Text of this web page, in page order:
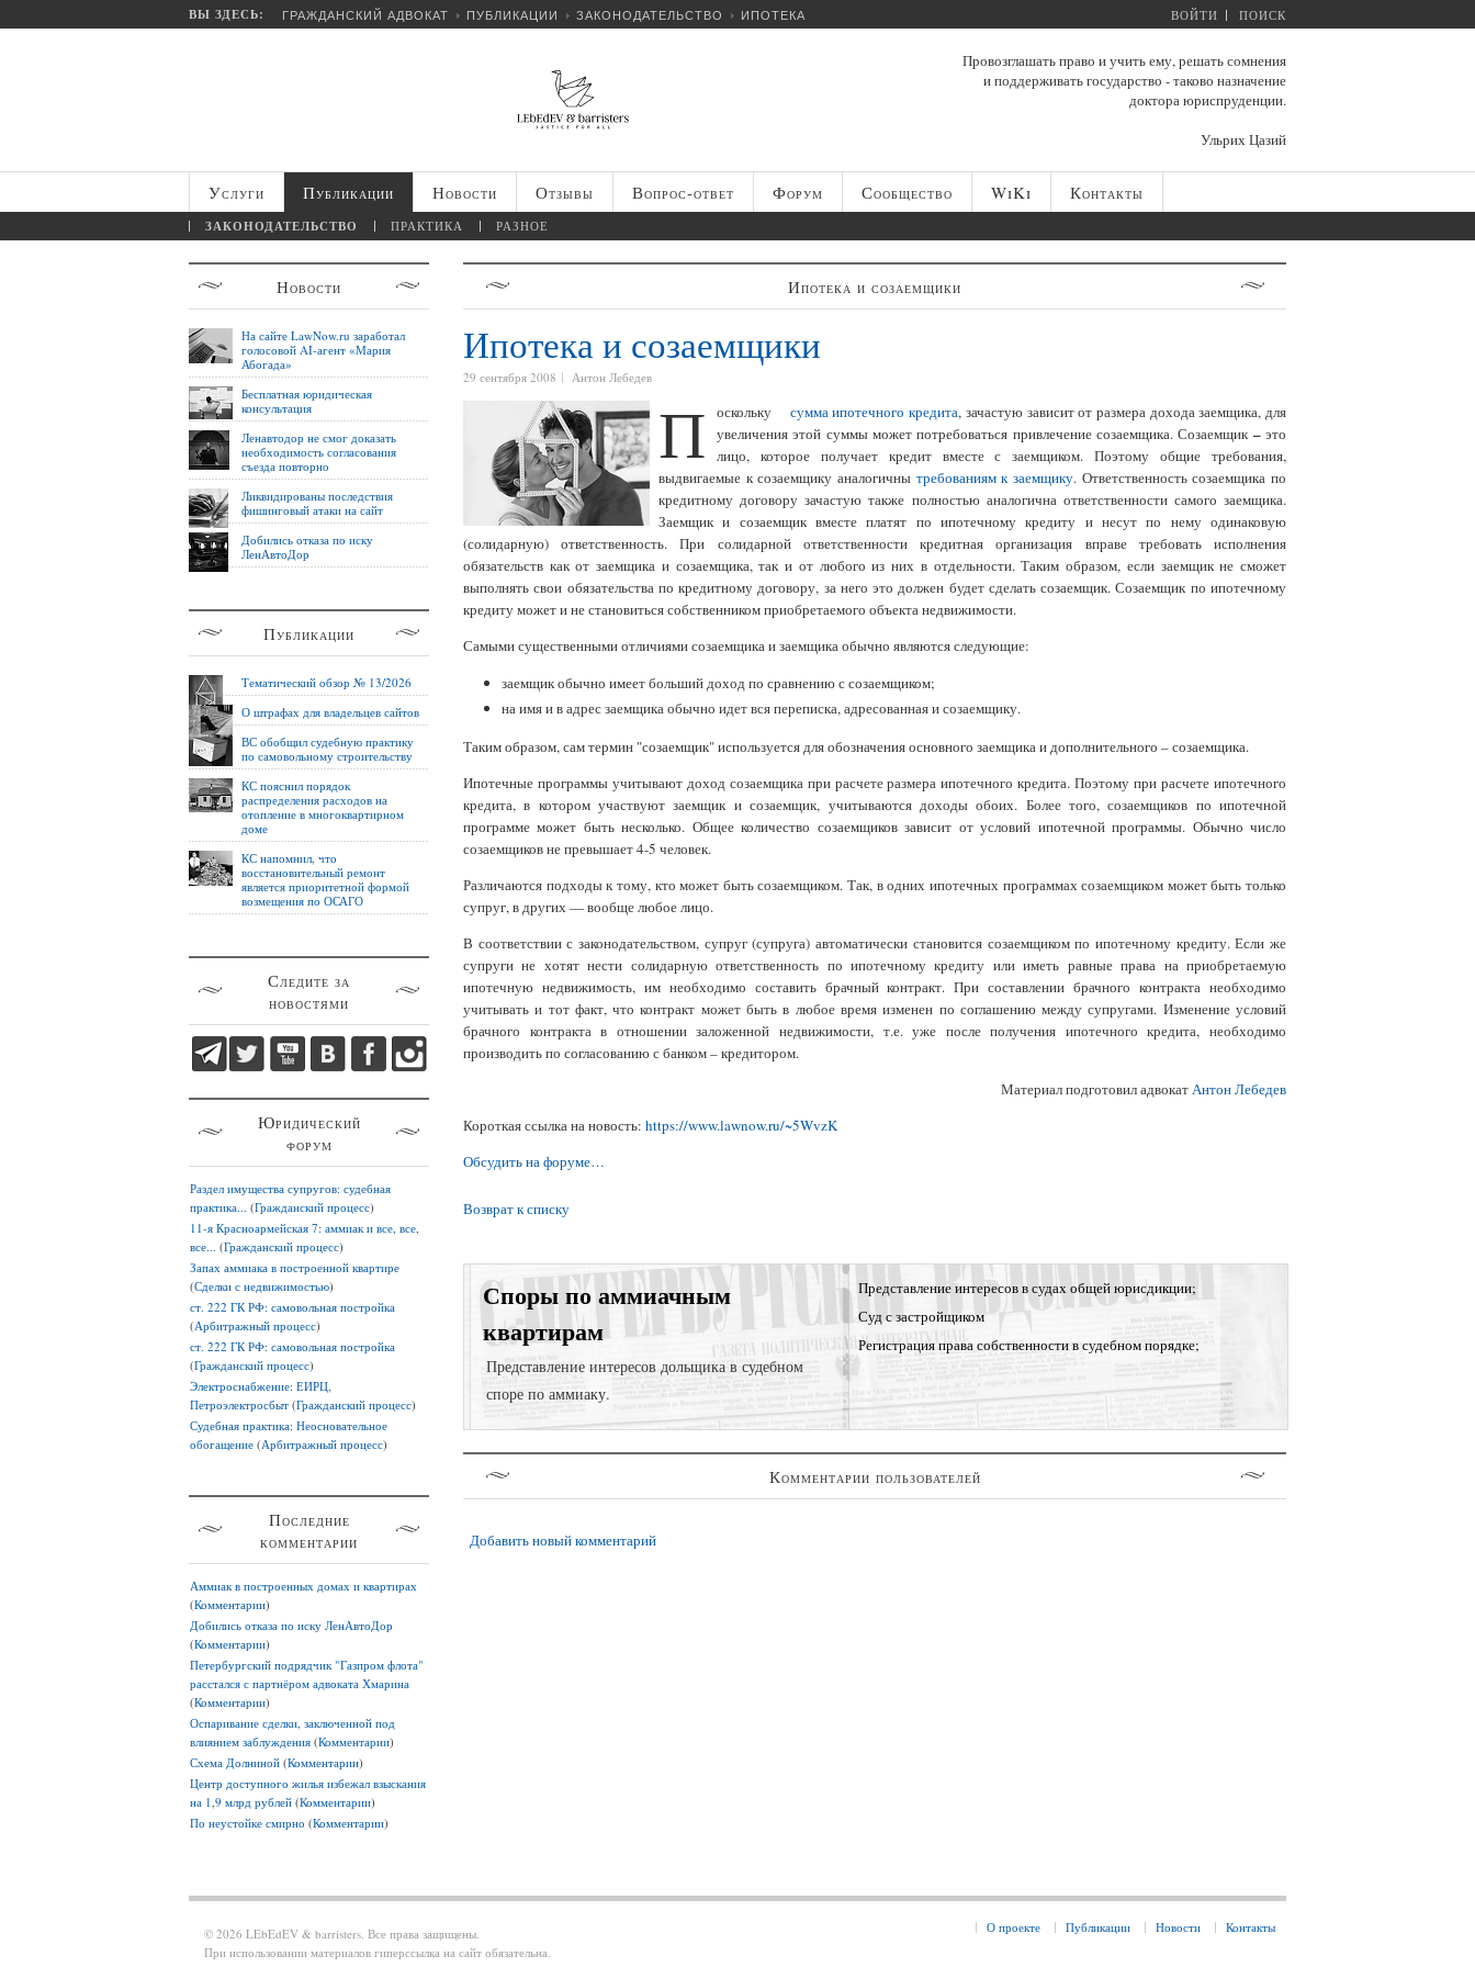
ВЫ ЗДЕСЬ: ГРАЖДАНСКИЙ АДВОКАТ ПУБЛИКАЦИИ ЗАКОНОДАТЕЛЬСТВО ИПОТЕКА ВОЙТИ ПОИСК
Провозглашать право и учить ему, решать сомнения
и поддерживать государство - таково назначение
доктора юриспруденции.
Ульрих Цазий
Услуги Публикации Новости Отзывы Вопрос-ответ Форум Сообщество WiKi Контакты
ЗАКОНОДАТЕЛЬСТВО ПРАКТИКА РАЗНОЕ
Ипотека и созаемщики
Ипотека и созаемщики
29 сентября 2008 Антон Лебедев
П оскольку сумма ипотечного кредита, зачастую зависит от размера дохода заемщика, для
увеличения этой суммы может потребоваться привлечение созаемщика. Созаемщик–это
лицо, которое получает кредит вместе с заемщиком. Поэтому общие требования,
выдвигаемые к созаемщику аналогичны требованиям к заемщику. Ответственность созаемщика по
кредитному договору зачастую также полностью аналогична ответственности самого заемщика.
Заемщик и созаемщик вместе платят по ипотечному кредиту и несут по нему одинаковую
(солидарную) ответственность. При солидарной ответственности кредитная организация вправе требовать исполнения
обязательств как от заемщика и созаемщика, так и от любого из них в отдельности. Таким образом, если заемщик не сможет
выполнять свои обязательства по кредитному договору, за него это должен будет сделать созаемщик. Созаемщик по ипотечному
кредиту может и не становиться собственником приобретаемого объекта недвижимости.
Самыми существенными отличиями созаемщика и заемщика обычно являются следующие:
заемщик обычно имеет больший доход по сравнению с созаемщиком;
на имя и в адрес заемщика обычно идет вся переписка, адресованная и созаемщику.
Таким образом, сам термин "созаемщик" используется для обозначения основного заемщика и дополнительного – созаемщика.
Ипотечные программы учитывают доход созаемщика при расчете размера ипотечного кредита. Поэтому при расчете ипотечного
кредита, в котором участвуют заемщик и созаемщик, учитываются доходы обоих. Более того, созаемщиков по ипотечной
программе может быть несколько. Общее количество созаемщиков зависит от условий ипотечной программы. Обычно число
созаемщиков не превышает 4-5 человек.
Различаются подходы к тому, кто может быть созаемщиком. Так, в одних ипотечных программах созаемщиком может быть только
супруг, в других — вообще любое лицо.
В соответствии с законодательством, супруг (супруга) автоматически становится созаемщиком по ипотечному кредиту. Если же
супруги не хотят нести солидарную ответственность по ипотечному кредиту или иметь равные права на приобретаемую
ипотечную недвижимость, им необходимо составить брачный контракт. При составлении брачного контракта необходимо
учитывать и тот факт, что контракт может быть в любое время изменен по соглашению между супругами. Изменение условий
брачного контракта в отношении заложенной недвижимости, т.е. уже после получения ипотечного кредита, необходимо
производить по согласованию с банком – кредитором.
Материал подготовил адвокатАнтон Лебедев
Короткая ссылка на новость: https://www.lawnow.ru/~5WvzK
Обсудить на форуме…
Возврат к списку
Споры по аммиачным
квартирам
Представление интересов дольщика в судебном
споре по аммиаку.
Представление интересов в судах общей юрисдикции;
Суд с застройщиком
Регистрация права собственности в судебном порядке;
Комментарии пользователей
Добавить новый комментарий
Новости
На сайте LawNow.ru заработал
голосовой AI-агент «Мария
Абогада»
Бесплатная юридическая
консультация
Ленавтодор не смог доказать
необходимость согласования
съезда повторно
Ликвидированы последствия
фишинговый атаки на сайт
Добились отказа по иску
ЛенАвтоДор
Публикации
Тематический обзор № 13/2026
О штрафах для владельцев сайтов
ВС обобщил судебную практику
по самовольному строительству
КС пояснил порядок
распределения расходов на
отопление в многоквартирном
доме
КС напомнил, что
восстановительный ремонт
является приоритетной формой
возмещения по ОСАГО
Следите за
новостями
Юридический
форум
Раздел имущества супругов: судебная
практика... (Гражданский процесс)
11-я Красноармейская 7: аммиак и все, все,
все... (Гражданский процесс)
Запах аммиака в построенной квартире
(Сделки с недвижимостью)
ст. 222 ГК РФ: самовольная постройка
(Арбитражный процесс)
ст. 222 ГК РФ: самовольная постройка
(Гражданский процесс)
Электроснабжение: ЕИРЦ,
Петроэлектросбыт (Гражданский процесс)
Судебная практика: Неосновательное
обогащение (Арбитражный процесс)
Последние
комментарии
Аммиак в построенных домах и квартирах
(Комментарии)
Добились отказа по иску ЛенАвтоДор
(Комментарии)
Петербургский подрядчик "Газпром флота"
расстался с партнёром адвоката Хмарина
(Комментарии)
Оспаривание сделки, заключенной под
влиянием заблуждения (Комментарии)
Схема Долниной (Комментарии)
Центр доступного жилья избежал взыскания
на 1,9 млрд рублей (Комментарии)
По неустойке смирно (Комментарии)
О проекте Публикации Новости Контакты
© 2026 LEbEdEV & barristers. Все права защищены.
При использовании материалов гиперссылка на сайт обязательна.